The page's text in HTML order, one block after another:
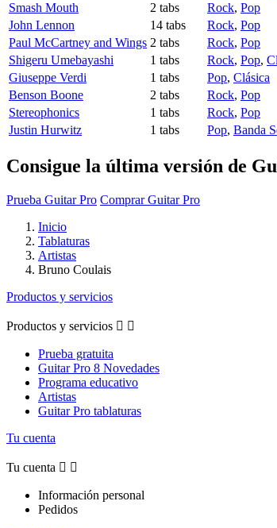
Smash Mouth
2 tabs Rock, Pop
John Lennon
14 tabs Rock, Pop
Paul McCartney and Wings 2 tabs Rock, Pop
Shigeru Umebayashi
1 tabs Rock, Pop,
Giuseppe Verdi
1 tabs Pop, Clásica
Benson Boone
2 tabs Rock, Pop
Stereophonics
1 tabs Rock, Pop
Justin Hurwitz
1 tabs Pop, Banda
Consigue la última versión de
Prueba Guitar Pro Comprar Guitar Pro
Inicio
Tablaturas
Artistas
Bruno Coulais
Productos y servicios
Productos y servicios  
Prueba gratuita
Guitar Pro 8 Novedades
Programa educativo
Artistas
Guitar Pro tablaturas
Tu cuenta
Tu cuenta  
Información personal
Pedidos